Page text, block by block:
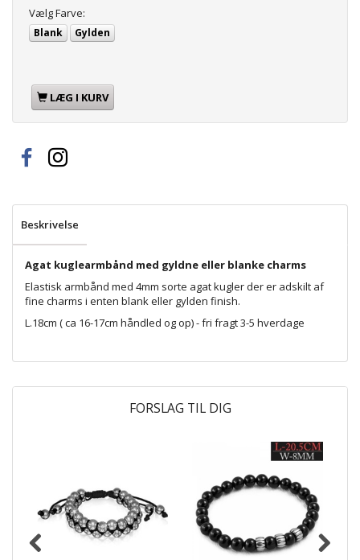
VælgFarve:
Blank Gylden
LÆG I KURV
Beskrivelse
Agat kuglearmbånd med gyldne eller blanke charms
Elastisk armbånd med 4mm sorte agat kugler der er adskilt af
fine charms i enten blank eller gylden finish.
L.18cm ( ca 16-17cm håndled og op) - fri fragt 3-5 hverdage
FORSLAG TIL DIG